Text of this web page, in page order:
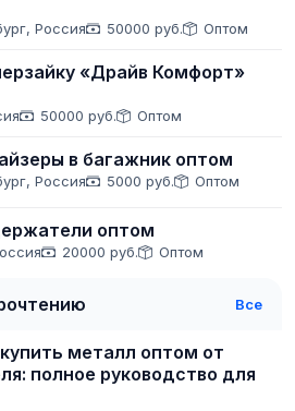
Россия 50000 руб. Оптом
«Драйв Комфорт»
50000 руб. Оптом
в багажник оптом
Россия 5000 руб. Оптом
оптом
20000 руб. Оптом
Все
металл оптом от
полное руководство для